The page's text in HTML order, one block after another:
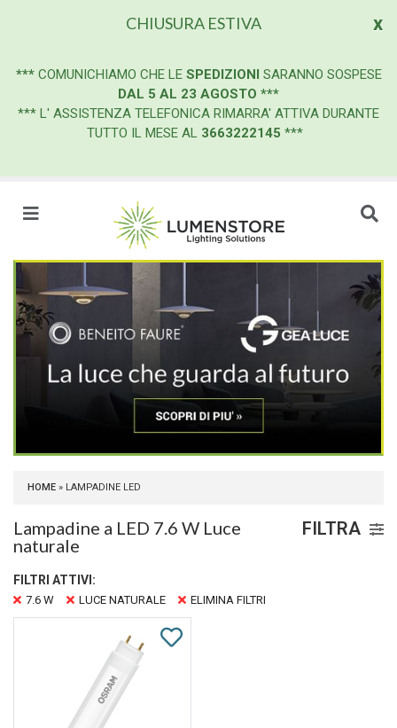
x
CHIUSURA ESTIVA
*** COMUNICHIAMO CHE LE SPEDIZIONI SARANNO SOSPESE
DAL 5 AL 23 AGOSTO ***
*** L' ASSISTENZA TELEFONICA RIMARRA' ATTIVA DURANTE
TUTTO IL MESE AL 3663222145 ***
HOME » LAMPADINE LED
Lampadine a LED 7.6 W Luce
naturale
FILTRA
FILTRI ATTIVI:
7.6 W LUCE NATURALE ELIMINA FILTRI